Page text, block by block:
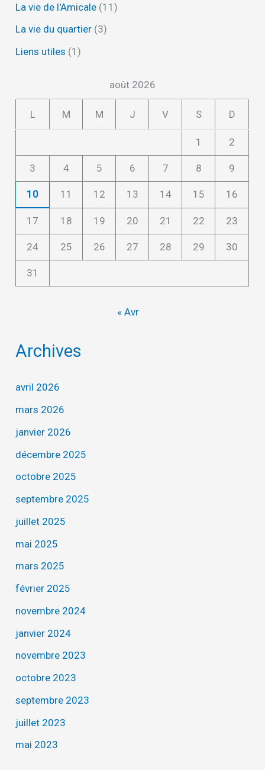
La vie de l'Amicale (11)
La vie du quartier (3)
Liens utiles (1)
août 2026
L M M J V S D
1 2
3 4 5 6 7 8 9
10 11 12 13 14 15 16
17 18 19 20 21 22 23
24 25 26 27 28 29 30
31
« Avr
Archives
avril 2026
mars 2026
janvier 2026
décembre 2025
octobre 2025
septembre 2025
juillet 2025
mai 2025
mars 2025
février 2025
novembre 2024
janvier 2024
novembre 2023
octobre 2023
septembre 2023
juillet 2023
mai 2023